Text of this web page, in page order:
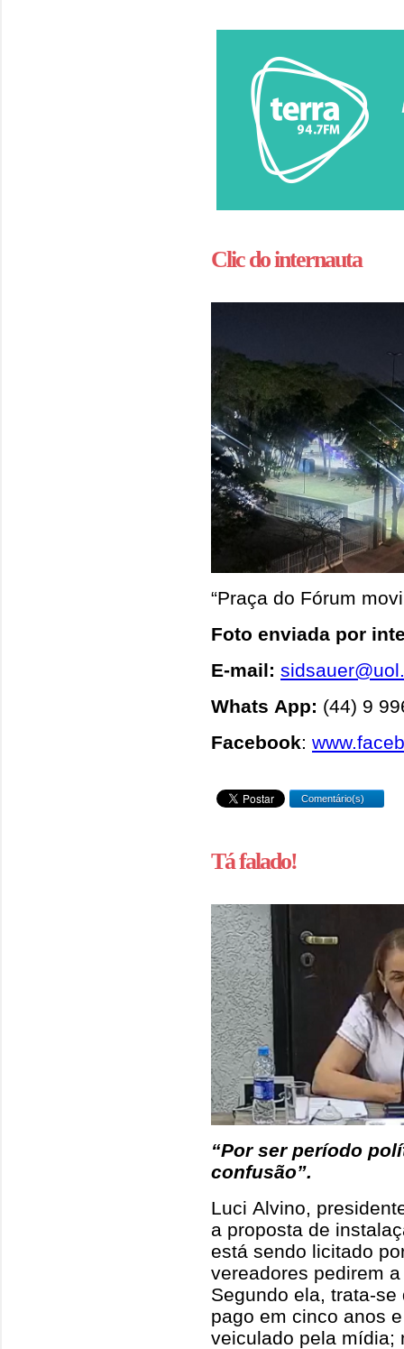
Clic do internauta
“Praça do Fórum
Foto enviada por
E-mail:
Whats App: (44) 9
Facebook:
Comentário(s)
Tá falado!
“Por ser período
confusão”.
Luci Alvino,
a proposta de
está sendo licitado
vereadores pedirem
Segundo ela, trata-
pago em cinco anos
veiculado pela mídia;